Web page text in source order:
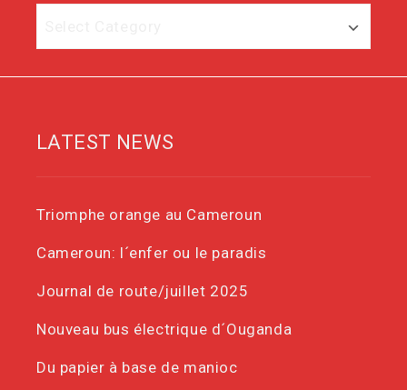
LATEST NEWS
Triomphe orange au Cameroun
Cameroun: l´enfer ou le paradis
Journal de route/juillet 2025
Nouveau bus électrique d´Ouganda
Du papier à base de manioc